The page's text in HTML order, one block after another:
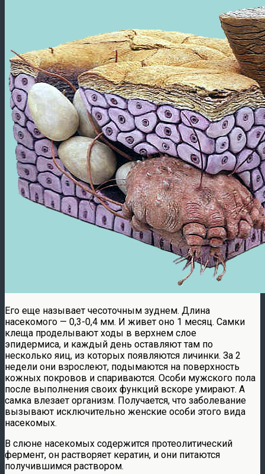
Его еще называет чесоточным зуднем. Длина
насекомого — 0,3-0,4 мм. И живет оно 1 месяц. Самки
клеща проделывают ходы в верхнем слое
эпидермиса, и каждый день оставляют там по
несколько яиц, из которых появляются личинки. За 2
недели они взрослеют, подымаются на поверхность
кожных покровов и спариваются. Особи мужского пола
после выполнения своих функций вскоре умирают. А
самка влезает организм. Получается, что заболевание
вызывают исключительно женские особи этого вида
насекомых.
В слюне насекомых содержится протеолитический
фермент, он растворяет кератин, и они питаются
получившимся раствором.